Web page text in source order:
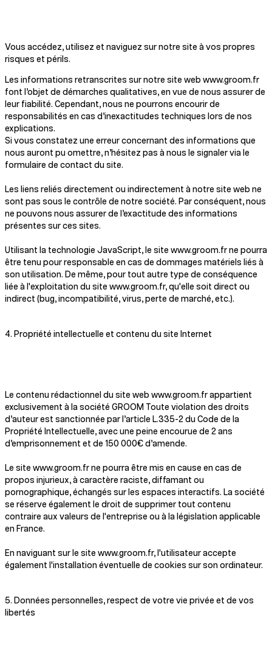
Vous accédez, utilisez et naviguez sur notre site à vos propres
risques et périls.
Les informations retranscrites sur notre site web www.groom.fr
font l’objet de démarches qualitatives, en vue de nous assurer de
leur fiabilité. Cependant, nous ne pourrons encourir de
responsabilités en cas d’inexactitudes techniques lors de nos
explications.
Si vous constatez une erreur concernant des informations que
nous auront pu omettre, n’hésitez pas à nous le signaler via le
formulaire de contact du site.
Les liens reliés directement ou indirectement à notre site web ne
sont pas sous le contrôle de notre société. Par conséquent, nous
ne pouvons nous assurer de l’exactitude des informations
présentes sur ces sites.
Utilisant la technologie JavaScript, le site www.groom.fr ne pourra
être tenu pour responsable en cas de dommages matériels liés à
son utilisation. De même, pour tout autre type de conséquence
liée à l'exploitation du site www.groom.fr, qu'elle soit direct ou
indirect (bug, incompatibilité, virus, perte de marché, etc.).
4. Propriété intellectuelle et contenu du site Internet
Le contenu rédactionnel du site web www.groom.fr appartient
exclusivement à la société GROOM Toute violation des droits
d’auteur est sanctionnée par l’article L.335-2 du Code de la
Propriété Intellectuelle, avec une peine encourue de 2 ans
d’emprisonnement et de 150 000€ d’amende.
Le site www.groom.fr ne pourra être mis en cause en cas de
propos injurieux, à caractère raciste, diffamant ou
pornographique, échangés sur les espaces interactifs. La société
se réserve également le droit de supprimer tout contenu
contraire aux valeurs de l'entreprise ou à la législation applicable
en France.
En naviguant sur le site www.groom.fr, l'utilisateur accepte
également l'installation éventuelle de cookies sur son ordinateur.
5. Données personnelles, respect de votre vie privée et de vos
libertés